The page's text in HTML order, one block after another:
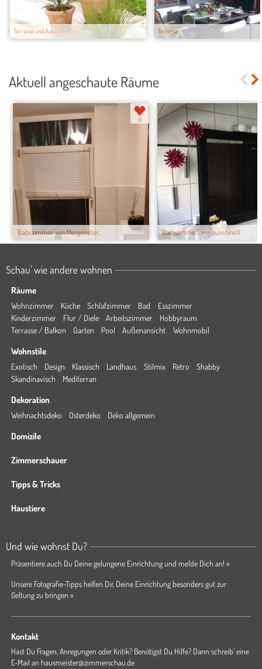
Terrasse und Au... Terrasse
Aktuell angeschaute Räume
'Badezimmer' von Morgenster...
0
'Badezimmer ' von sunshineX
Schau' wie andere wohnen
Räume
Wohnzimmer Küche Schlafzimmer Bad
Esszimmer
Kinderzimmer
Flur / Diele Arbeitszimmer
Hobbyraum
Terrasse / Balkon
Garten Pool Außenansicht Wohnmobil
Wohnstile
Exotisch Design Klassisch Landhaus Stilmix Retro
Shabby
Skandinavisch
Mediterran
Dekoration
Weihnachtsdeko Osterdeko Deko allgemein
Domizile
Zimmerschauer
Tipps & Tricks
Haustiere
Und wie wohnst Du?
Präsentiere auch Du Deine gelungene Einrichtung und melde Dich an! »
Unsere Fotografie-Tipps helfen Dir, Deine Einrichtung besonders gut zur
Geltung zu bringen »
Kontakt
Hast Du Fragen, Anregungen oder Kritik? Benötigst Du Hilfe? Dann schreib' eine
E-Mail an hausmeister@zimmerschau.de